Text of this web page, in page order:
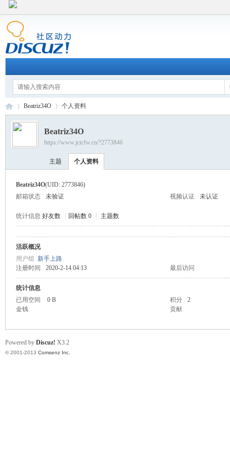
同
›
Beatriz34O 个人资料
Beatriz34O
https://www.jctcfw.cn/?2773846
主题 个人资料
Beatriz34O(UID: 2773846)
邮箱状态
未验证 视频认证 未认证
统计信息 好友数 回帖数 0 主题数
活跃概况
用户组 新手上路
注册时间
2020-2-14 04:13 最后访问
统计信息
已用空间
0 B 积分
2
金钱
贡献
Powered by Discuz! X3.2
© 2001-2013 Comsenz Inc.